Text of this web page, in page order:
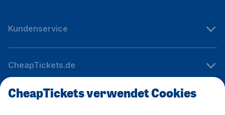
Kundenservice
CheapTickets.de
Internationale Webseiten
CheapTickets verwendet Cookies